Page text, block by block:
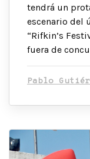
tendrá un
escenario del
“Rifkin’s
fuera de
Pablo